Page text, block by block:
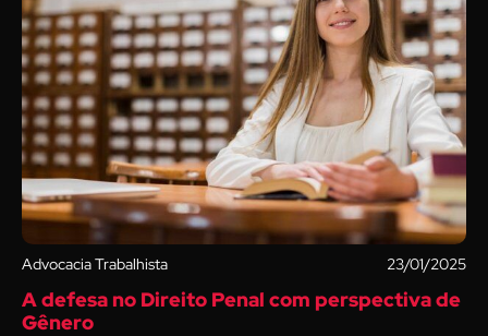
Advocacia Trabalhista 23/01/2025
A defesa no Direito Penal com perspectiva de
Gênero